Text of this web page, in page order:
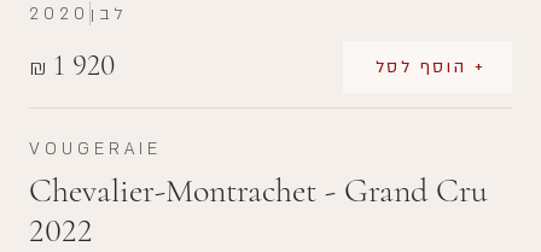
₪ 1 920 + הוסף לסל
2020 לבן
VOUGERAIE
Chevalier-Montrachet - Grand Cru
2022